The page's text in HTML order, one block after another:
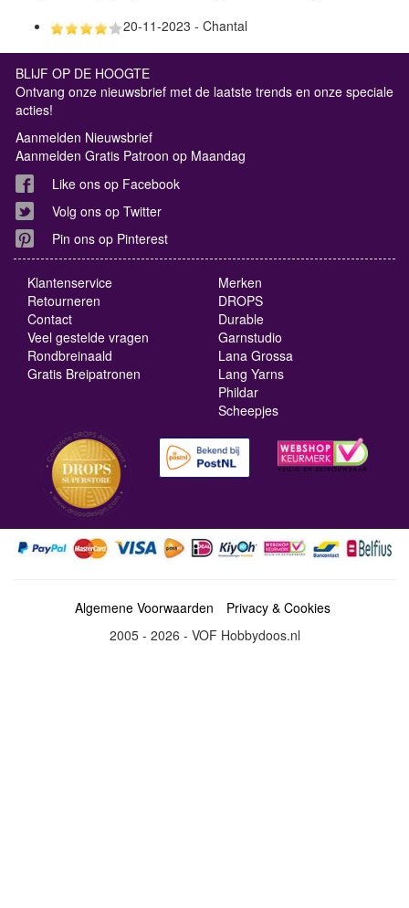
20-11-2023 - Chantal
BLIJF OP DE HOOGTE
Ontvang onze nieuwsbrief met de laatste trends en onze speciale
acties!
Aanmelden Nieuwsbrief
Aanmelden Gratis Patroon op Maandag
Like ons op Facebook
Volg ons op Twitter
Pin ons op Pinterest
Klantenservice
Retourneren
Contact
Veel gestelde vragen
Rondbreinaald
Gratis Breipatronen
Merken
DROPS
Durable
Garnstudio
Lana Grossa
Lang Yarns
Phildar
Scheepjes
Algemene Voorwaarden
Privacy & Cookies
2005 - 2026 - VOF Hobbydoos.nl